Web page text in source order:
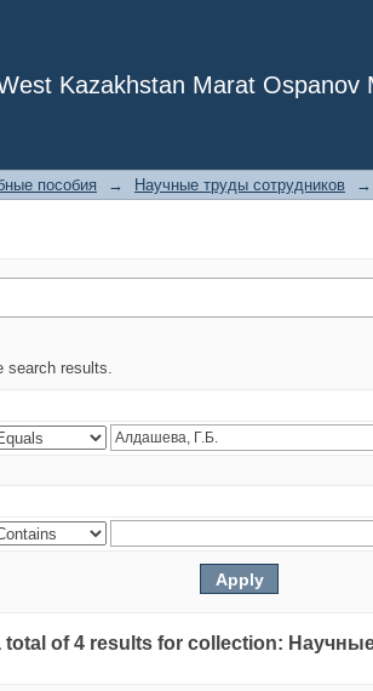
Kazakhstan Marat Ospanov
пособия → Научные труды сотрудников →
search results.
total of 4 results for collection: